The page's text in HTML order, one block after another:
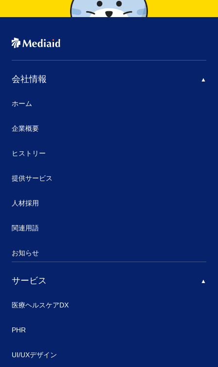
会社情報
ホーム
企業概要
ヒストリー
提供サービス
人材採用
関連用語
お知らせ
サービス
医療ヘルスケアDX
PHR
UI/UXデザイン